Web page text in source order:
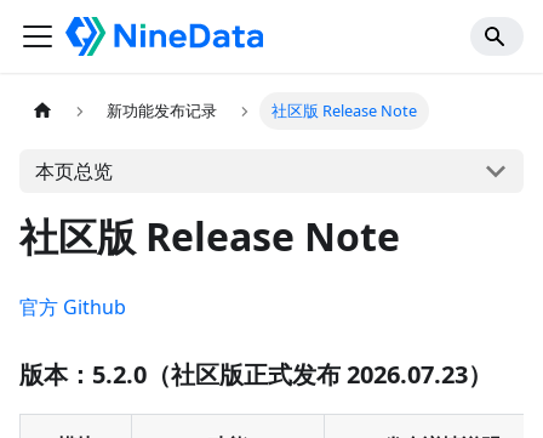
新功能发布记录 社区版 Release Note
本页总览
社区版 Release Note
官方 Github
版本：5.2.0（社区版正式发布 2026.07.23）